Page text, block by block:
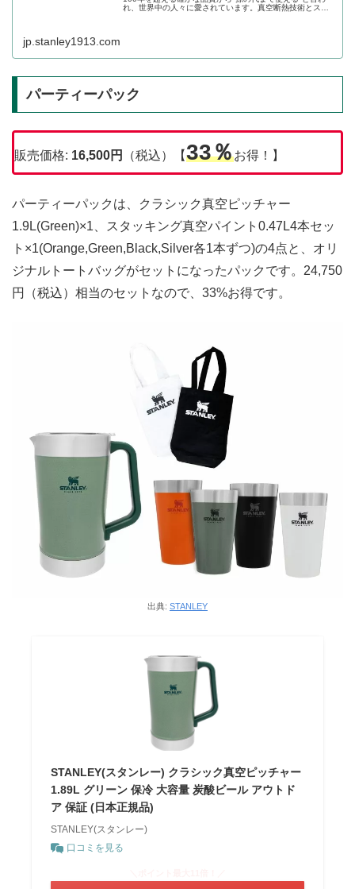
れ、世界中の人々に愛されています。真空断熱技術とスチ
jp.stanley1913.com
パーティーパック
販売価格: 16,500円 （税込）【33％お得！】
パーティーパックは、クラシック真空ピッチャー
1.9L(Green)×1、スタッキング真空パイント0.47L4本セッ
ト×1(Orange,Green,Black,Silver各1本ずつ)の4点と、オリ
ジナルトートバッグがセットになったパックです。24,750
円（税込）相当のセットなので、33%お得です。
出典: STANLEY
STANLEY(スタンレー) クラシック真空ピッチャー
1.89L グリーン 保冷 大容量 炭酸ビール アウトド
ア 保証 (日本正規品)
STANLEY(スタンレー)
口コミを見る